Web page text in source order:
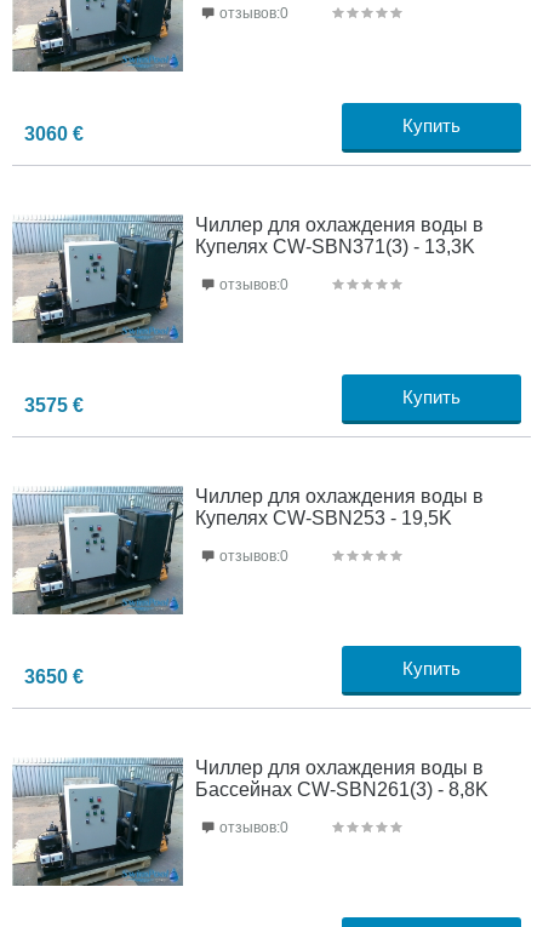
3060 € Купить
отзывов:0
Чиллер для охлаждения воды в
Купелях CW-SBN371(3) - 13,3K
3575 € Купить
отзывов:0
Чиллер для охлаждения воды в
Купелях CW-SBN253 - 19,5K
3650 € Купить
отзывов:0
Чиллер для охлаждения воды в
Бассейнах CW-SBN261(3) - 8,8K
отзывов:0